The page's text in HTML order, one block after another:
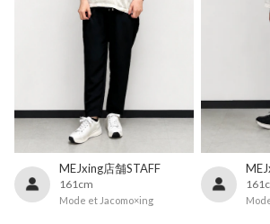
MEJxing店舗STAFF
161cm
Mode et Jacomo×ing